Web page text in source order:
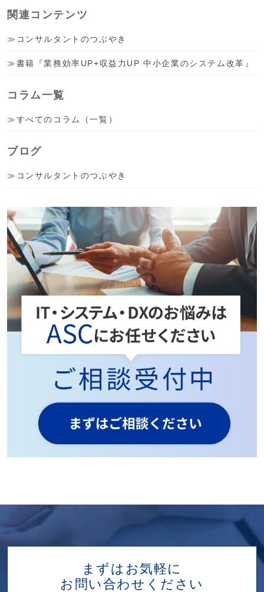
関連コンテンツ
コンサルタントのつぶやき
書籍『業務効率UP+収益力UP 中小企業のシステム改革』
コラム一覧
すべてのコラム（一覧）
ブログ
コンサルタントのつぶやき
まずはお気軽に
お問い合わせください